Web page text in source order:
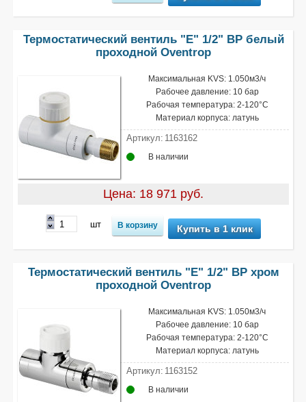
Термостатический вентиль "Е" 1/2" ВР белый
проходной Oventrop
Максимальная KVS: 1.050м3/ч
Рабочее давление: 10 бар
Рабочая температура: 2-120°С
Материал корпуса: латунь
Артикул: 1163162
В наличии
Цена: 18 971 руб.
шт Купить в 1 клик
Термостатический вентиль "Е" 1/2" ВР хром
проходной Oventrop
Максимальная KVS: 1.050м3/ч
Рабочее давление: 10 бар
Рабочая температура: 2-120°С
Материал корпуса: латунь
Артикул: 1163152
В наличии